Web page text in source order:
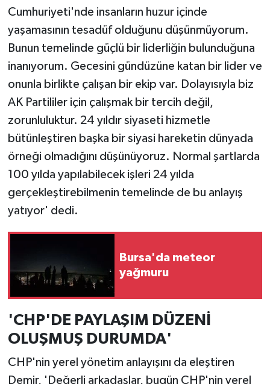
Cumhuriyeti'nde insanların huzur içinde
yaşamasının tesadüf olduğunu düşünmüyorum.
Bunun temelinde güçlü bir liderliğin bulunduğuna
inanıyorum. Gecesini gündüzüne katan bir lider ve
onunla birlikte çalışan bir ekip var. Dolayısıyla biz
AK Partililer için çalışmak bir tercih değil,
zorunluluktur. 24 yıldır siyaseti hizmetle
bütünleştiren başka bir siyasi hareketin dünyada
örneği olmadığını düşünüyoruz. Normal şartlarda
100 yılda yapılabilecek işleri 24 yılda
gerçekleştirebilmenin temelinde de bu anlayış
yatıyor' dedi.
Bursa'da meteor
yağmuru
'CHP'DE PAYLAŞIM DÜZENİ
OLUŞMUŞ DURUMDA'
CHP'nin yerel yönetim anlayışını da eleştiren
Demir, 'Değerli arkadaşlar, bugün CHP'nin yerel